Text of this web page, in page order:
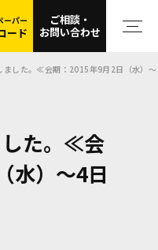
ーパー
ード
ご相談・
お問い合わせ
ました。≪会期：2015年9月2日（水）
た。≪会
水）～4日